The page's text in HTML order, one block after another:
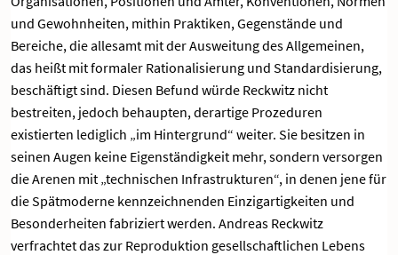
und Gewohnheiten, mithin Praktiken, Gegenstände und
Bereiche, die allesamt mit der Ausweitung des Allgemeinen,
das heißt mit formaler Rationalisierung und Standardisierung,
beschäftigt sind. Diesen Befund würde Reckwitz nicht
bestreiten, jedoch behaupten, derartige Prozeduren
existierten lediglich „im Hintergrund“ weiter. Sie besitzen in
seinen Augen keine Eigenständigkeit mehr, sondern versorgen
die Arenen mit „technischen Infrastrukturen“, in denen jene für
die Spätmoderne kennzeichnenden Einzigartigkeiten und
Besonderheiten fabriziert werden. Andreas Reckwitz
verfrachtet das zur Reproduktion gesellschaftlichen Lebens